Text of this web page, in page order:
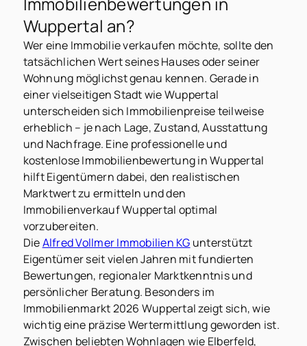
Wuppertal an?
Wer eine Immobilie verkaufen möchte, sollte den
tatsächlichen Wert seines Hauses oder seiner
Wohnung möglichst genau kennen. Gerade in
einer vielseitigen Stadt wie Wuppertal
unterscheiden sich Immobilienpreise teilweise
erheblich – je nach Lage, Zustand, Ausstattung
und Nachfrage. Eine professionelle und
kostenlose Immobilienbewertung in Wuppertal
hilft Eigentümern dabei, den realistischen
Marktwert zu ermitteln und den
Immobilienverkauf Wuppertal optimal
vorzubereiten.
DieAlfred Vollmer Immobilien KG unterstützt
Eigentümer seit vielen Jahren mit fundierten
Bewertungen, regionaler Marktkenntnis und
persönlicher Beratung. Besonders im
Immobilienmarkt 2026 Wuppertal zeigt sich, wie
wichtig eine präzise Wertermittlung geworden ist.
Zwischen beliebten Wohnlagen wie Elberfeld,